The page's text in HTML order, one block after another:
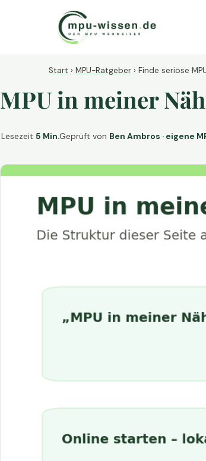
Start › MPU-Ratgeber › Finde seriöse
MPU in meiner
Lesezeit 5 Min.Geprüft von Ben Ambros · eigene